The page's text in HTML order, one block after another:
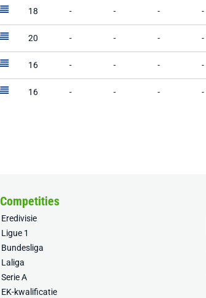
18 - - - -
20 - - - -
16 - - - -
16 - - - -
Competities
Eredivisie
Ligue 1
Bundesliga
Laliga
Serie A
EK-kwalificatie